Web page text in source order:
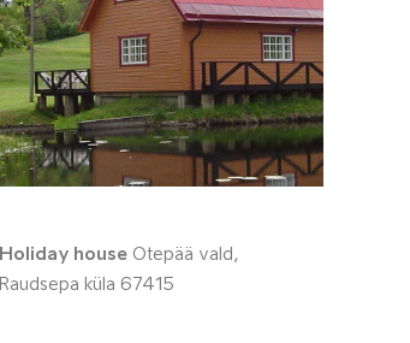
Holiday house Otepää vald,
Raudsepa küla 67415